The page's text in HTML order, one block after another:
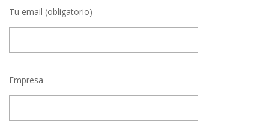
Tu email (obligatorio)
Empresa